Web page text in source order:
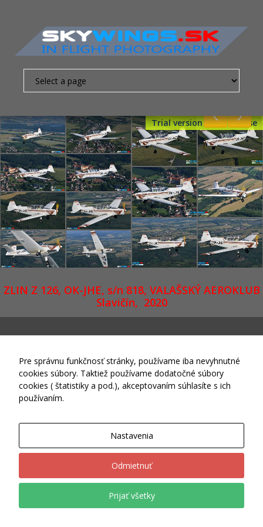
Trial version - Get License
ZLIN Z 126, OK-JHE, s/n 818, VALAŠSKÝ AEROKLUB
Slavičín, 2020
FlexIT WP
Pre správnu funkčnosť stránky, používame iba nevyhnutné
cookies súbory. Taktiež používame dodatočné súbory
cookies ( štatistiky a pod.), akceptovaním súhlasíte s ich
používaním.
Nastavenia
Odmietnuť
Prijať všetky
Nevyhnutne
nutné
súbory
cookies
Sú to
základné
súbory
cookies,
ktoré
umožňujú
pohybovať
stránke a
funkcie.
cookies
žiadne
informácie o
vás, ktoré by
sa dali použiť
na marketing
zapamätanie
na internete
súbory